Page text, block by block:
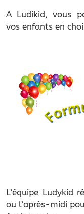
A Ludikid, vous
vos enfants en
L’équipe Ludykid
ou l’après-midi